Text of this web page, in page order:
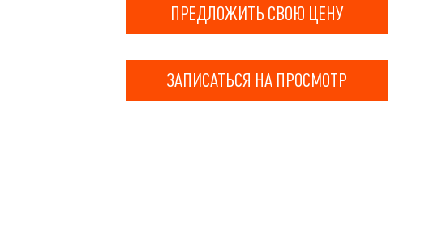
ПРЕДЛОЖИТЬ СВОЮ ЦЕНУ
ЗАПИСАТЬСЯ НА ПРОСМОТР